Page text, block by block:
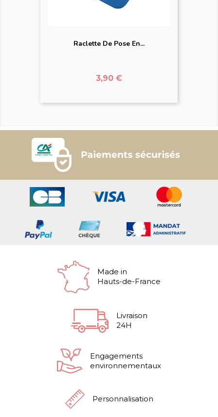
Raclette De Pose En...
Prix
3,90 €
Made in
Hauts-de-France
Livraison
24H
Engagements
environnementaux
Personnalisation